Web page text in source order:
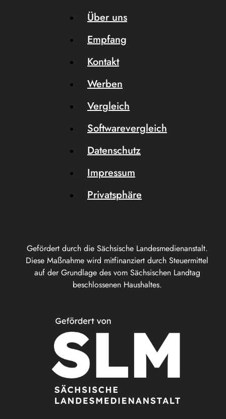
Gefördert durch die Sächsische Landesmedienanstalt.
Diese Maßnahme wird mitfinanziert durch Steuermittel
auf der Grundlage des vom Sächsischen Landtag
beschlossenen Haushaltes.
Über uns
Empfang
Kontakt
Werben
Vergleich
Softwarevergleich
Datenschutz
Impressum
Privatsphäre